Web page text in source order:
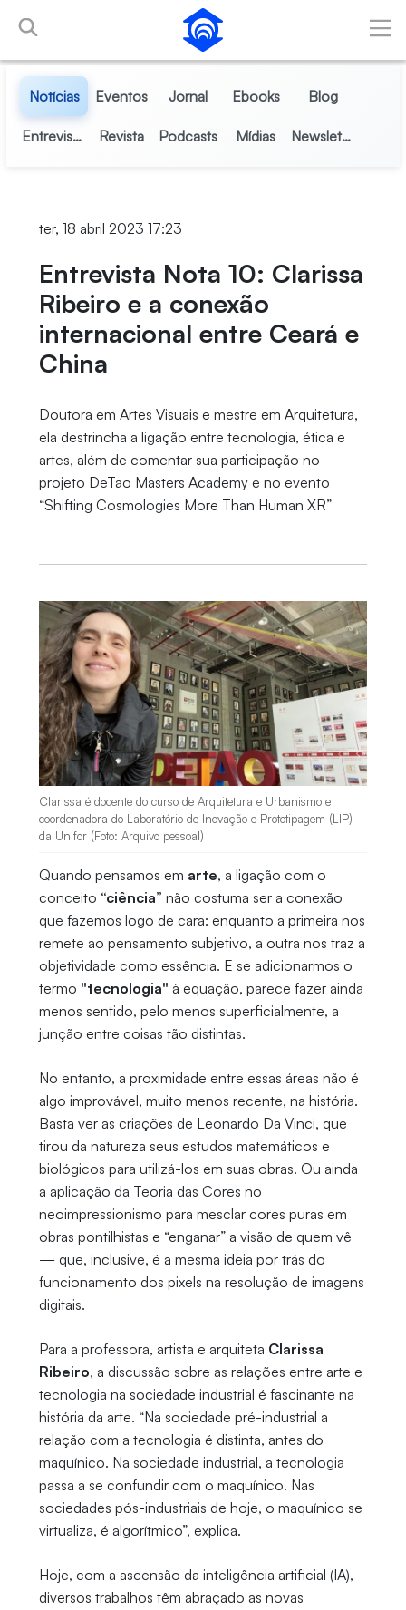
Pular para o Conteúdo principal
Notícias Eventos Jornal Ebooks Blog
Entrevistas Revista Podcasts Mídias Newsletter
ter, 18 abril 2023 17:23
Entrevista Nota 10: Clarissa
Ribeiro e a conexão
internacional entre Ceará e
China
Doutora em Artes Visuais e mestre em Arquitetura,
ela destrincha a ligação entre tecnologia, ética e
artes, além de comentar sua participação no
projeto DeTao Masters Academy e no evento
“Shifting Cosmologies More Than Human XR”
Clarissa é docente do curso de Arquitetura e Urbanismo e
coordenadora do Laboratório de Inovação e Prototipagem (LIP)
da Unifor (Foto: Arquivo pessoal)
Quando pensamos em arte, a ligação com o
conceito “ciência” não costuma ser a conexão
que fazemos logo de cara: enquanto a primeira nos
remete ao pensamento subjetivo, a outra nos traz a
objetividade como essência. E se adicionarmos o
termo "tecnologia" à equação, parece fazer ainda
menos sentido, pelo menos superficialmente, a
junção entre coisas tão distintas.
No entanto, a proximidade entre essas áreas não é
algo improvável, muito menos recente, na história.
Basta ver as criações de Leonardo Da Vinci, que
tirou da natureza seus estudos matemáticos e
biológicos para utilizá-los em suas obras. Ou ainda
a aplicação da Teoria das Cores no
neoimpressionismo para mesclar cores puras em
obras pontilhistas e “enganar” a visão de quem vê
— que, inclusive, é a mesma ideia por trás do
funcionamento dos pixels na resolução de imagens
digitais.
Para a professora, artista e arquiteta Clarissa
Ribeiro, a discussão sobre as relações entre arte e
tecnologia na sociedade industrial é fascinante na
história da arte. “Na sociedade pré-industrial a
relação com a tecnologia é distinta, antes do
maquínico. Na sociedade industrial, a tecnologia
passa a se confundir com o maquínico. Nas
sociedades pós-industriais de hoje, o maquínico se
virtualiza, é algorítmico”, explica.
Hoje, com a ascensão da inteligência artificial (IA),
diversos trabalhos têm abraçado as novas